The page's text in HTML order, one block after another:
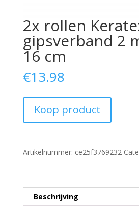
2x rollen
gipsverband 2
16 cm
€13.98
Koop product
Artikelnummer: ce25f3769232
Beschrijving